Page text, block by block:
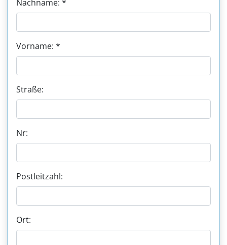
Nachname: *
Vorname: *
Straße:
Nr:
Postleitzahl:
Ort: